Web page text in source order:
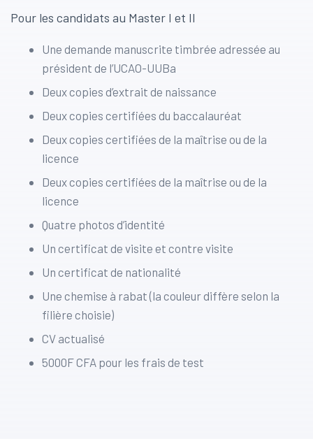
Pour les candidats au Master I et II
Une demande manuscrite timbrée adressée au
président de l’UCAO-UUBa
Deux copies d’extrait de naissance
Deux copies certifiées du baccalauréat
Deux copies certifiées de la maîtrise ou de la
licence
Deux copies certifiées de la maîtrise ou de la
licence
Quatre photos d’identité
Un certificat de visite et contre visite
Un certificat de nationalité
Une chemise à rabat (la couleur diffère selon la
filière choisie)
CV actualisé
5000F CFA pour les frais de test